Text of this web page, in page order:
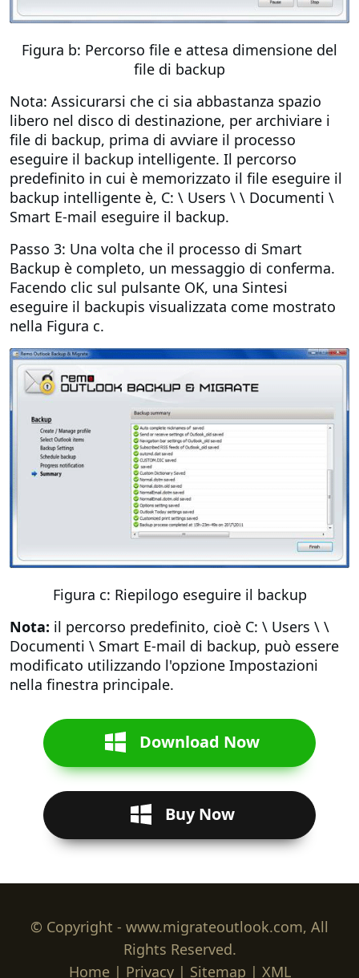
Figura b: Percorso file e attesa dimensione del
file di backup
Nota: Assicurarsi che ci sia abbastanza spazio
libero nel disco di destinazione, per archiviare i
file di backup, prima di avviare il processo
eseguire il backup intelligente. Il percorso
predefinito in cui è memorizzato il file eseguire il
backup intelligente è, C: \ Users \ \ Documenti \
Smart E-mail eseguire il backup.
Passo 3: Una volta che il processo di Smart
Backup è completo, un messaggio di conferma.
Facendo clic sul pulsante OK, una Sintesi
eseguire il backupis visualizzata come mostrato
nella Figura c.
Figura c: Riepilogo eseguire il backup
Nota: il percorso predefinito, cioè C: \ Users \ \
Documenti \ Smart E-mail di backup, può essere
modificato utilizzando l'opzione Impostazioni
nella finestra principale.
Download Now
Buy Now
© Copyright - www.migrateoutlook.com, All
Rights Reserved.
Home| Privacy| Sitemap | XML